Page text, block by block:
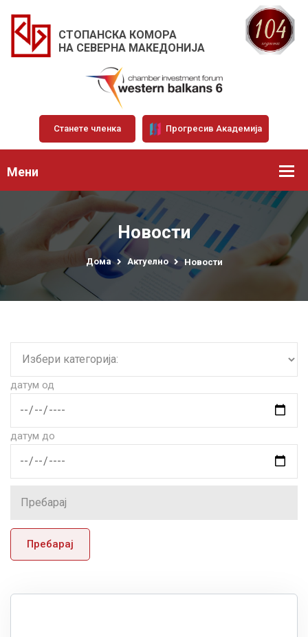
СТОПАНСКА КОМОРА
НА СЕВЕРНА МАКЕДОНИЈА
Станете членка Прогресив Академија
Мени
Новости
Дома Актуелно Новости
датум од
датум до
Пребарај